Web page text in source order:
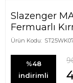
Slazenger
Fermuarlı
Ürün Kodu:
%48
indirimli